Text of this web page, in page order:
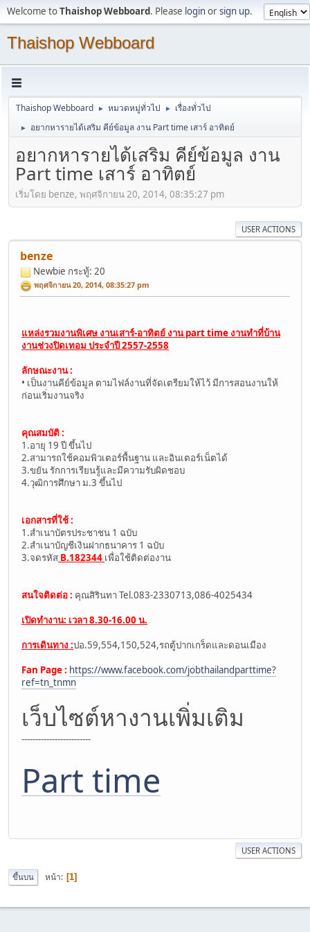
Welcome toThaishop Webboard. Please loginorsign up.
Thaishop Webboard
Thaishop Webboard ► หมวดหมู่ทั่วไป ► เรื่องทั่วไป
► อยากหารายได้เสริม คีย์ข้อมูล งาน Part time เสาร์ อาทิตย์
อยากหารายได้เสริม คีย์ข้อมูล งาน
Part time เสาร์ อาทิตย์
เริ่มโดย benze, พฤศจิกายน 20, 2014, 08:35:27 pm
USER ACTIONS
benze
Newbie กระทู้: 20
พฤศจิกายน 20, 2014, 08:35:27 pm
แหล่งรวมงานพิเศษ งานเสาร์-อาทิตย์ งาน part time งานทำที่บ้าน
งานช่วงปิดเทอม ประจำปี 2557-2558
ลักษณะงาน :
• เป็นงานคีย์ข้อมูล ตามไฟล์งานที่จัดเตรียมให้ไว้ มีการสอนงานให้
ก่อนเริ่มงานจริง
คุณสมบัติ :
1.อายุ 19 ปี ขึ้นไป
2.สามารถใช้คอมพิวเตอร์พื้นฐาน และอินเตอร์เน็ตได้
3.ขยัน รักการเรียนรู้และมีความรับผิดชอบ
4.วุฒิการศึกษา ม.3 ขึ้นไป
เอกสารที่ใช้ :
1.สำเนาบัตรประชาชน 1 ฉบับ
2.สำเนาบัญชีเงินฝากธนาคาร 1 ฉบับ
3.จดรหัส B.182344 เพื่อใช้ติดต่องาน
สนใจติดต่อ : คุณสิรินทา Tel.083-2330713,086-4025434
เปิดทำงาน: เวลา 8.30-16.00 น.
การเดินทาง :ปอ.59,554,150,524,รถตู้ปากเกร็ดและดอนเมือง
Fan Page : https://www.facebook.com/jobthailandparttime?
ref=tn_tnmn
เว็บไซต์หางานเพิ่มเติม
-------------------------
Part time
USER ACTIONS
ขึ้นบน หน้า 1